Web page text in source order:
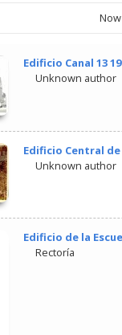
Edificio Canal 13
Unknown author
Edificio Central de
Unknown author
Edificio de la
Rectoría